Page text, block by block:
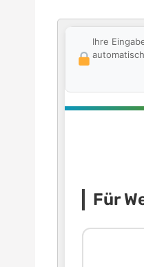
Ihre
Für